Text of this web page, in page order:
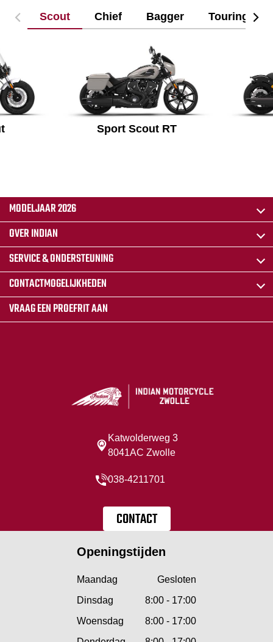
Scout Chief Bagger Touring
Sport Scout RT
MODELJAAR 2026
OVER INDIAN
SERVICE & ONDERSTEUNING
CONTACTMOGELIJKHEDEN
VRAAG EEN PROEFRIT AAN
Katwolderweg 3
8041AC Zwolle
038-4211701
CONTACT
Openingstijden
Maandag
Gesloten
Dinsdag
8:00 - 17:00
Woensdag
8:00 - 17:00